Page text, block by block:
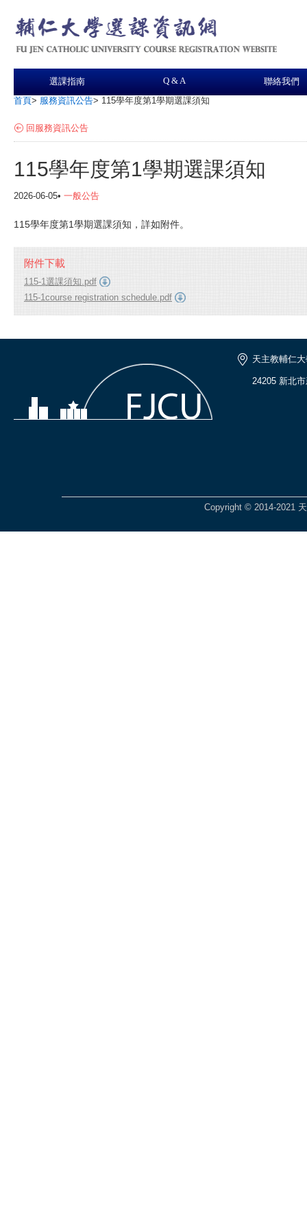
選課指南 Q & A 聯絡我們
首頁> 服務資訊公告> 115學年度第1學期選課須知
回服務資訊公告
115學年度第1學期選課須知
2026-06-05• 一般公告
115學年度第1學期選課須知，詳如附件。
附件下載
115-1選課須知.pdf
115-1course registration schedule.pdf
天主教輔仁
24205 新北
Copyright © 2014-2021